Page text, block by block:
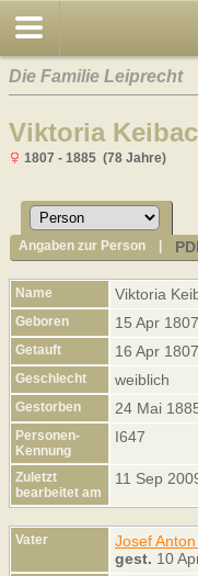
Die Familie Leiprecht
Viktoria
1807 - 1885 (78 Jahre)
Angaben zur Person
Name Viktoria
Geboren 15 Apr 1807
Getauft 16 Apr 1807
Geschlecht weiblich
Gestorben 24 Mai
Personen-
Kennung
I647
Zuletzt
bearbeitet am
11 Sep
Vater Josef
gest. 10